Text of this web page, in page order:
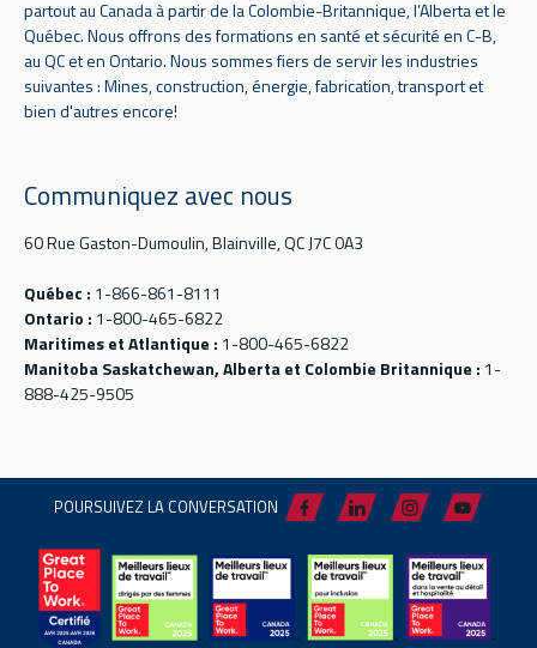
partout au Canada à partir de la Colombie-Britannique, l’Alberta et le
Québec. Nous offrons des formations en santé et sécurité en C-B,
au QC et en Ontario. Nous sommes fiers de servir les industries
suivantes : Mines, construction, énergie, fabrication, transport et
bien d'autres encore!
Communiquez avec nous
60 Rue Gaston-Dumoulin, Blainville, QC J7C 0A3
Québec : 1-866-861-8111
Ontario : 1-800-465-6822
Maritimes et Atlantique : 1-800-465-6822
Manitoba Saskatchewan, Alberta et Colombie Britannique : 1-
888-425-9505
POURSUIVEZ LA CONVERSATION